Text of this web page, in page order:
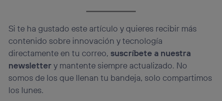
Si te ha gustado este artículo y quieres recibir más
contenido sobre innovación y tecnología
directamente en tu correo,suscríbete a nuestra
newslettery mantente siempre actualizado. No
somos de los que llenan tu bandeja, solo compartimos
los lunes.